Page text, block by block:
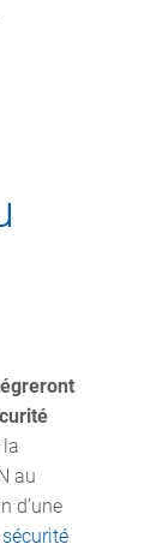
la
au
d’une